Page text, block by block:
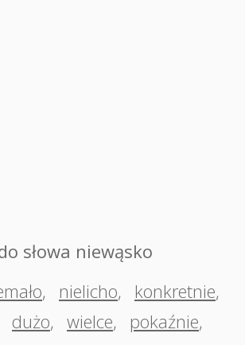
słowa niewąsko
, nielicho, konkretnie,
dużo, wielce, pokaźnie,